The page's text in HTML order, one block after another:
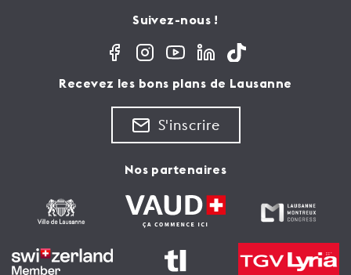
Suivez-nous !
Recevez les bons plans de Lausanne
S'inscrire
Nos partenaires